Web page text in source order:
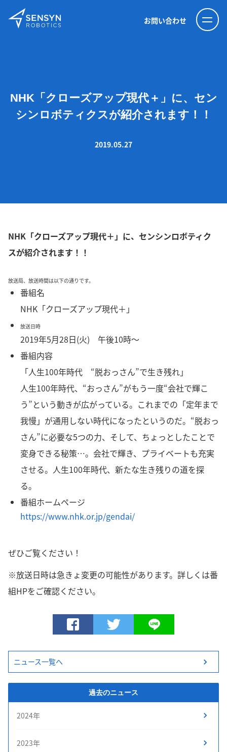
お問い合わせ
NHK「クローズアップ現代＋」に、セン
シンロボティクスが紹介されます！！
2019.05.27
NHK「クローズアップ現代＋」に、センシンロボティク
スが紹介されます！！
放送局、放送時間は以下の通りです。
番組名
NHK「クローズアップ現代＋」
放送日時
2019年5月28日(火) 午後10時～
番組内容
「人生100年時代 “脱おっさん”で生き残れ」
人生100年時代、“おっさん”がもう一度“会社で輝こ
う”という動きが広がっている。これまでの「定年まで
我慢」が通用しない時代になったというのだ。“脱おっ
さん”に必要な5つの力、そして、ちょっとしたことで
変身できる秘策…。会社で輝き、プライベートも充実
させる。人生100年時代、新たな生き残りの道を探
る。
番組ホームページ
https://www.nhk.or.jp/gendai/
ぜひご覧ください！
※放送日時は急きょ変更の可能性があります。詳しくは番
組HPをご確認ください。
ニュース一覧へ
過去のニュース
2024年
2023年